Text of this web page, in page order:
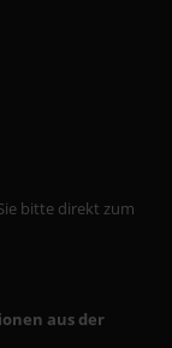
bitte direkt zum
aus der